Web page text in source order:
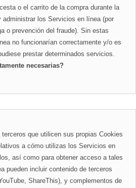
o el carrito de la compra durante la
los Servicios en línea (por
o prevención del fraude). Sin estas
no funcionarían correctamente y/o es
prestar determinados servicios.
necesarias?
que utilicen sus propias Cookies
a cómo utilizas los Servicios en
así como para obtener acceso a tales
pueden incluir contenido de terceros
ShareThis), y complementos de